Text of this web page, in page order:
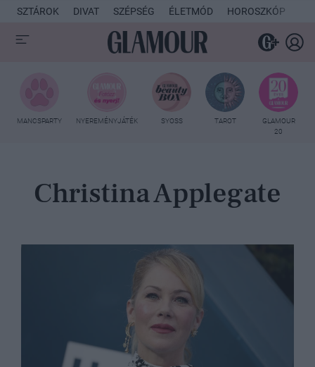
SZTÁROK DIVAT SZÉPSÉG ÉLETMÓD HOROSZKÓP
MANCSPARTY NYEREMÉNYJÁTÉK SYOSS TAROT
GLAMOUR
20
Christina Applegate